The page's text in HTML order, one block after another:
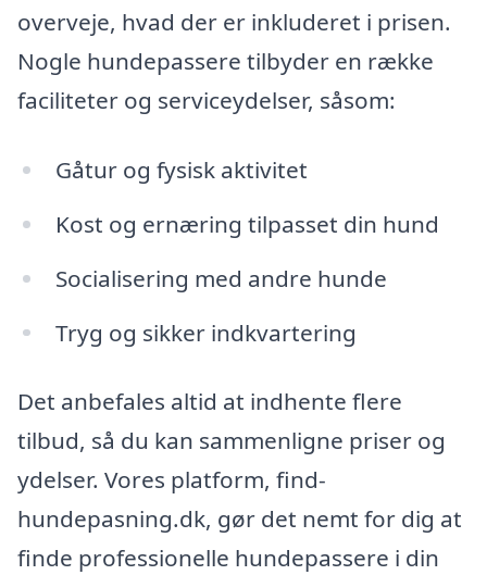
overveje, hvad der er inkluderet i prisen.
Nogle hundepassere tilbyder en række
faciliteter og serviceydelser, såsom:
Gåtur og fysisk aktivitet
Kost og ernæring tilpasset din hund
Socialisering med andre hunde
Tryg og sikker indkvartering
Det anbefales altid at indhente flere
tilbud, så du kan sammenligne priser og
ydelser. Vores platform, find-
hundepasning.dk, gør det nemt for dig at
finde professionelle hundepassere i din